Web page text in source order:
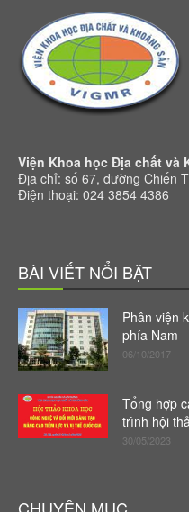
Viện Khoa học Địa chất và
Địa chỉ: số 67, đường Chiến
Điện thoại: 024 3854 4386
BÀI VIẾT NỔI BẬT
Phân viện
phía Nam
06/10/2017
Tổng hợp
trình hội
30/05/2023